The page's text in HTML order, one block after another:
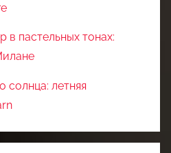
в пастельных тонах:
солнца: летняя